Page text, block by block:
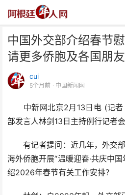
中国外交部介绍春节
请更多侨胞及各国朋
cui
5个月前 · 中国新闻网
中新网北京2月13日电 (记者
部发言人林剑13日主持例行记者会
有记者提问：近几年，外交部
海外侨胞开展“温暖迎春·共庆中
绍2026年春节有关工作安排？
中国外交部介绍春节慰侨